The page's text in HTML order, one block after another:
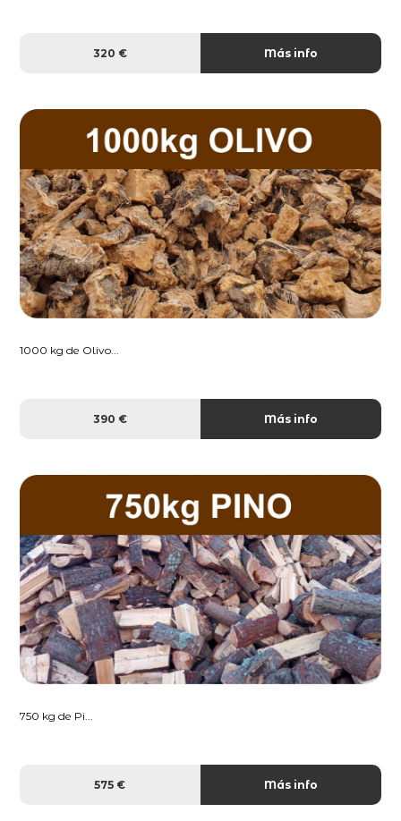
320 € Más info
1000 kg de Olivo...
390 € Más info
750 kg de Pi...
575 € Más info